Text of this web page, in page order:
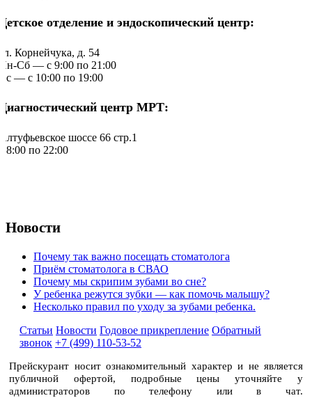
отделение и эндоскопический центр:
Корнейчука, д. 54
Сб — c 9:00 по 21:00
— с 10:00 по 19:00
центр МРТ:
шоссе 66 стр.1
8:00 по 22:00
Новости
Почему так важно посещать стоматолога
Приём стоматолога в СВАО
Почему мы скрипим зубами во сне?
У ребенка режутся зубки — как помочь малышу?
Несколько правил по уходу за зубами ребенка.
Статьи Новости Годовое прикрепление Обратный
звонок +7 (499) 110-53-52
Прейскурант носит ознакомительный характер и не является
публичной офертой, подробные цены уточняйте у
администраторов по телефону или в чат.